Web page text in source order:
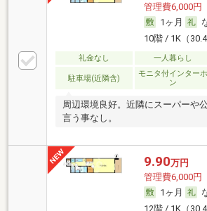
管理費6,000円
1ヶ月
10階 / 1K（
礼金なし 一人暮らし
駐車場(近隣含)
モニタ付インターホ
ン
周辺環境良好。近隣にスーパーや
言う事なし。
9.90万円
管理費6,000円
1ヶ月
12階 / 1K（